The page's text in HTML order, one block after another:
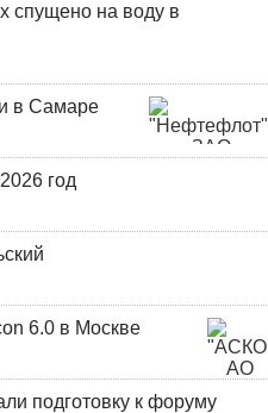
спущено на воду в
в Самаре
год
6.0 в Москве
подготовку к форуму